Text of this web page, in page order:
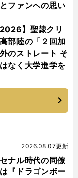
ファンへの思い
2026】聖隷クリ
部陸の「２回加
のストレート そ
なく大学進学を
ナル時代の同僚
『ドラゴンボー
2026.08.07更新